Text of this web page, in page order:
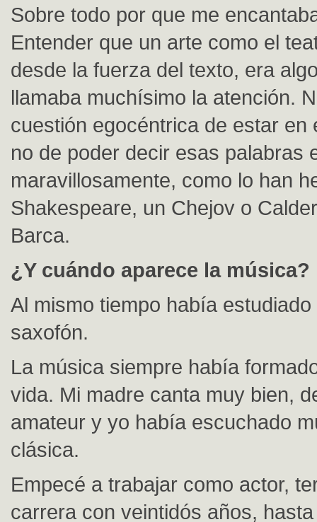
Sobre todo por que me
Entender que un arte como el
desde la fuerza del texto, era
llamaba muchísimo la atención.
cuestión egocéntrica de estar en
no de poder decir esas palabras
maravillosamente, como lo han
Shakespeare, un Chejov o
Barca.
¿Y cuándo aparece la música?
Al mismo tiempo había
saxofón.
La música siempre había
vida. Mi madre canta muy bien,
amateur y yo había escuchado
clásica.
Empecé a trabajar como actor,
carrera con veintidós años,